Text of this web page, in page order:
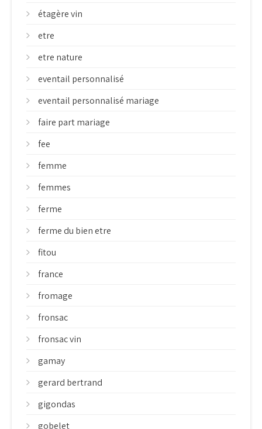
étagère vin
etre
etre nature
eventail personnalisé
eventail personnalisé mariage
faire part mariage
fee
femme
femmes
ferme
ferme du bien etre
fitou
france
fromage
fronsac
fronsac vin
gamay
gerard bertrand
gigondas
gobelet